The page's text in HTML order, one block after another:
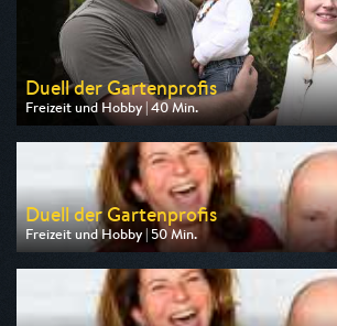
Duell der Gartenprofis
Freizeit und Hobby | 40 Min.
Ausgestrahlt von ZDF
am 09.08.2026, 14:45
Duell der Gartenprofis
Freizeit und Hobby | 50 Min.
Ausgestrahlt von ZDF
am 12.08.2026, 19:25